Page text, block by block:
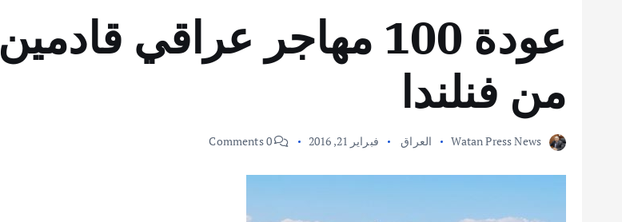
عودة 100 مهاجر عراقي قادمين
من فنلندا
Watan Press News العراق فبراير 21, 2016 0 Comments